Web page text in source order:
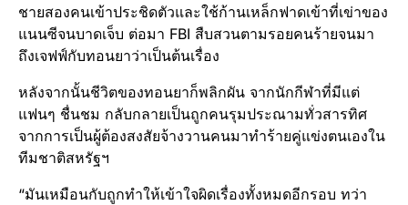
ชายสองคนเข้าประชิดตัวและใช้ก้านเหล็กฟาดเข้าที่เข่าของ
แนนซีจนบาดเจ็บ ต่อมา FBI สืบสวนตามรอยคนร้ายจนมา
ถึงเจฟฟ์กับทอนยาว่าเป็นต้นเรื่อง
หลังจากนั้นชีวิตของทอนยาก็พลิกผัน จากนักกีฬาที่มีแต่
แฟนๆ ชื่นชม กลับกลายเป็นถูกคนรุมประณามทั่วสารทิศ
จากการเป็นผู้ต้องสงสัยจ้างวานคนมาทำร้ายคู่แข่งตนเองใน
ทีมชาติสหรัฐฯ
“มันเหมือนกับถูกทำให้เข้าใจผิดเรื่องทั้งหมดอีกรอบ ทว่า